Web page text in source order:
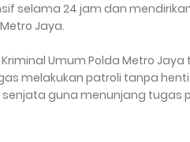
selama 24 jam dan mendirikan
Jaya.
Umum Polda Metro
melakukan patroli tanpa
senjata guna menunjang tugas